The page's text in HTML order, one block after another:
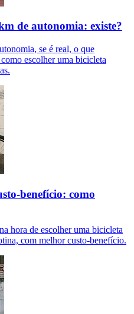
de autonomia: existe?
se é real, o que
escolher uma bicicleta
benefício: como
hora de escolher uma bicicleta
com melhor custo-benefício.